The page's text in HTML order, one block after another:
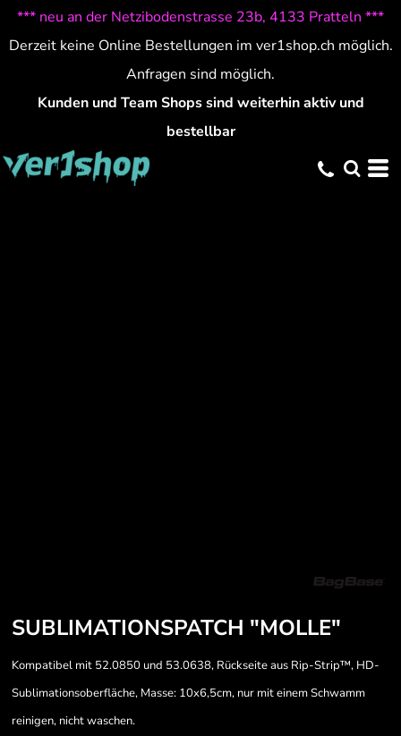
*** neu an der Netzibodenstrasse 23b, 4133 Pratteln ***
Derzeit keine Online Bestellungen im ver1shop.ch möglich.
Anfragen sind möglich.
Kunden und Team Shops sind weiterhin aktiv und
bestellbar
SUBLIMATIONSPATCH "MOLLE"
Kompatibel mit 52.0850 und 53.0638, Rückseite aus Rip-Strip™, HD-
Sublimationsoberfläche, Masse: 10x6,5cm, nur mit einem Schwamm
reinigen, nicht waschen.